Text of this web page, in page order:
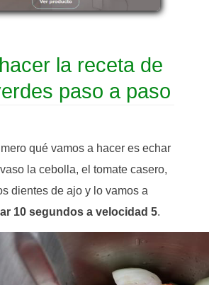
la receta de
paso a paso
qué vamos a hacer es echar
la cebolla, el tomate casero,
dientes de ajo y lo vamos a
10 segundos a velocidad 5.